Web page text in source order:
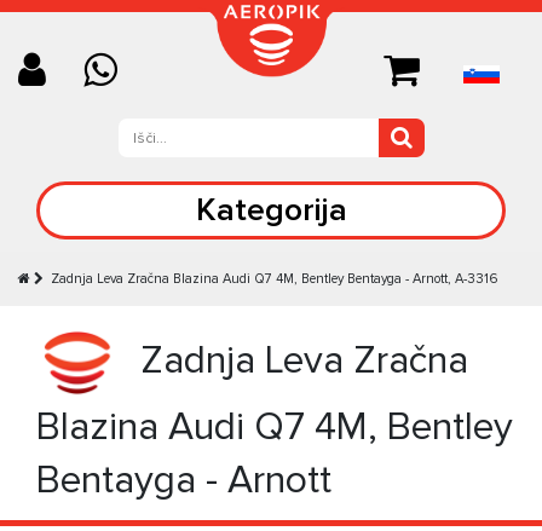
Kategorija
Zadnja Leva Zračna Blazina Audi Q7 4M, Bentley Bentayga - Arnott, A-3316
Zadnja Leva Zračna
Blazina Audi Q7 4M, Bentley
Bentayga - Arnott